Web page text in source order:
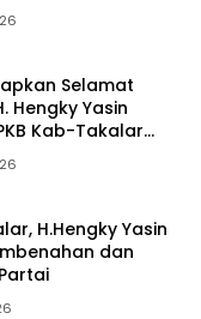
Selamat
Hengky Yasin
Kab-Takalar
H.Hengky Yasin
dan